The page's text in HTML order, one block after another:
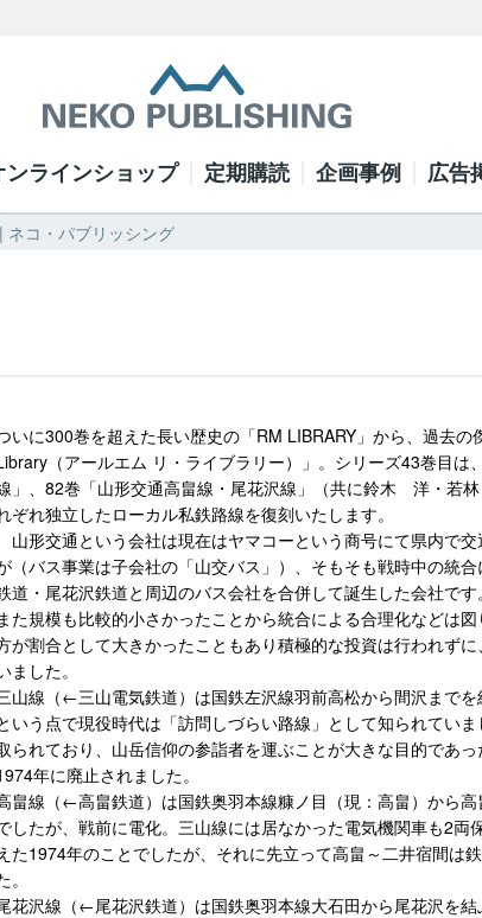
ンラインショップ 定期購読 企画事例 広告
コ・パブリッシング
いに300巻を超えた長い歴史の「RM LIBRARY」から、過去
（アールエム リ・ライブラリー）」。シリーズ43巻目は
」、82巻「山形交通高畠線・尾花沢線」（共に鈴木 洋・若
ぞれ独立したローカル私鉄路線を復刻いたします。
山形交通という会社は現在はヤマコーという商号にて県内で
（バス事業は子会社の「山交バス」）、そもそも戦時中の統
道・尾花沢鉄道と周辺のバス会社を合併して誕生した会社で
た規模も比較的小さかったことから統合による合理化などは
が割合として大きかったこともあり積極的な投資は行われず
ました。
山線（←三山電気鉄道）は国鉄左沢線羽前高松から間沢まで
いう点で現役時代は「訪問しづらい路線」として知られてい
られており、山岳信仰の参詣者を運ぶことが大きな目的であっ
年に廃止されました。
畠線（←高畠鉄道）は国鉄奥羽本線糠ノ目（現：高畠）から
したが、戦前に電化。三山線には居なかった電気機関車も2
た1974年のことでしたが、それに先立って高畠～二井宿間は
。
花沢線（←尾花沢鉄道）は国鉄奥羽本線大石田から尾花沢を